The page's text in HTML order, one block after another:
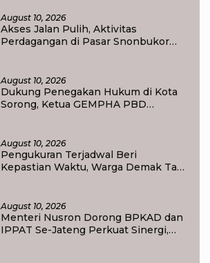
August 10, 2026
Akses Jalan Pulih, Aktivitas
Perdagangan di Pasar Snonbukor
August 10, 2026
Dukung Penegakan Hukum di Kota
Sorong, Ketua GEMPHA PBD
August 10, 2026
Pengukuran Terjadwal Beri
Kepastian Waktu, Warga Demak Tak
August 10, 2026
Menteri Nusron Dorong BPKAD dan
IPPAT Se-Jateng Perkuat Sinergi,